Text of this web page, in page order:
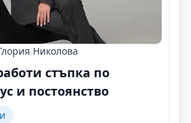
Николова
стъпка по
и постоянство